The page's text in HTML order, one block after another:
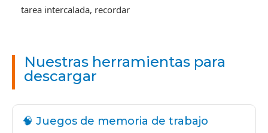
tarea intercalada, recordar
Nuestras herramientas para
descargar
🧠 Juegos de memoria de trabajo